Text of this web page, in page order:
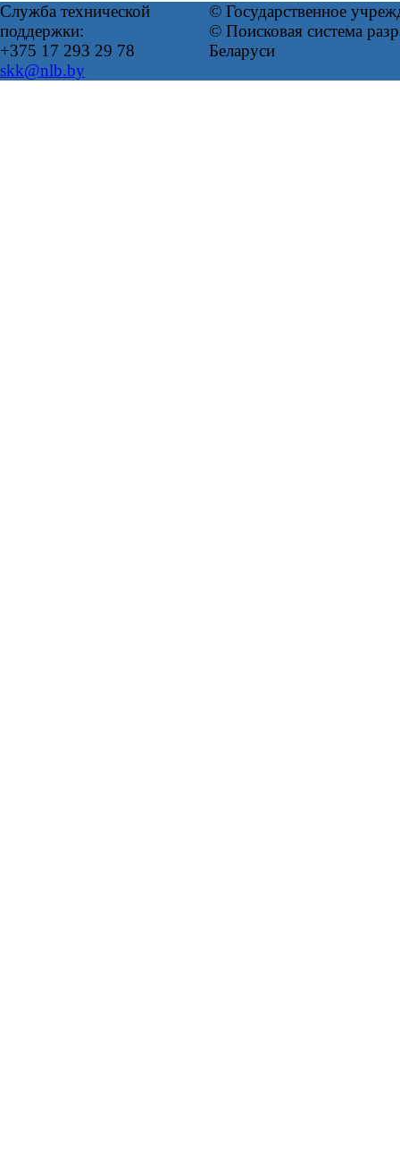
Служба технической
поддержки:
+375 17 293 29 78
skk@nlb.by
© Государственное
© Поисковая система
Беларуси